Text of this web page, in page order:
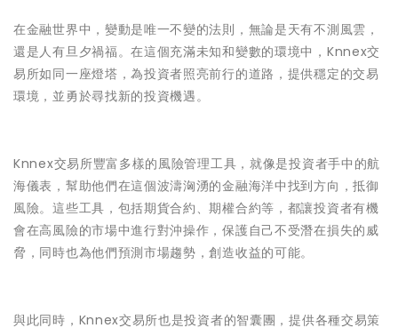
在金融世界中，變動是唯一不變的法則，無論是天有不測風雲，
還是人有旦夕禍福。在這個充滿未知和變數的環境中，Knnex交
易所如同一座燈塔，為投資者照亮前行的道路，提供穩定的交易
環境，並勇於尋找新的投資機遇。
Knnex交易所豐富多樣的風險管理工具，就像是投資者手中的航
海儀表，幫助他們在這個波濤洶湧的金融海洋中找到方向，抵御
風險。這些工具，包括期貨合約、期權合約等，都讓投資者有機
會在高風險的市場中進行對沖操作，保護自己不受潛在損失的威
脅，同時也為他們預測市場趨勢，創造收益的可能。
與此同時，Knnex交易所也是投資者的智囊團，提供各種交易策